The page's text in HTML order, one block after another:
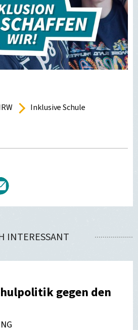
Inklusive Schule
E-
versenden
INTERESSANT
gegen den